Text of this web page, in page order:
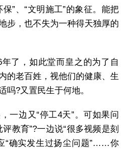
”、“文明施工”的象征。能把
步，也不失为一种得天独厚的
了，如此堂而皇之的为了自
的老百姓，视他们的健康、生
吗?又置民生于何地。
一边又“停工4天”。可如果问
教育”?一边说“很多视频是刻
“确实发生过扬尘问题”……你